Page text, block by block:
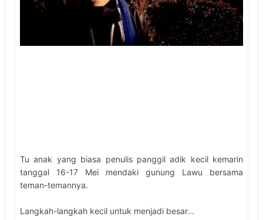
Tu anak yang biasa penulis panggil adik kecil kemarin
tanggal 16-17 Mei mendaki gunung Lawu bersama
teman-temannya.
Langkah-langkah kecil untuk menjadi besar...